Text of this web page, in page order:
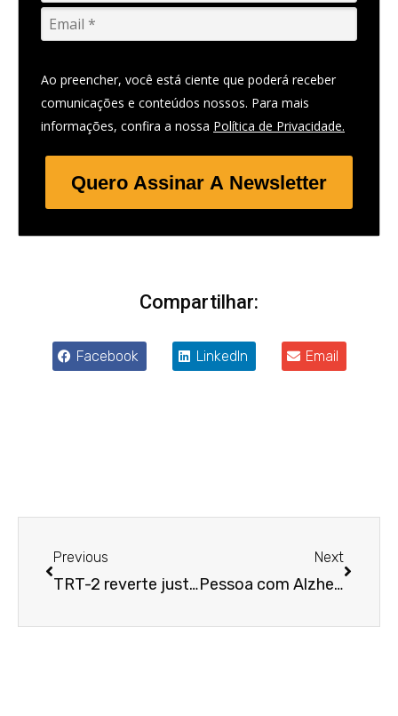
Ao preencher, você está ciente que poderá receber
comunicações e conteúdos nossos. Para mais
informações, confira a nossa Política de Privacidade.
Quero Assinar A Newsletter
Compartilhar:
Facebook LinkedIn Email
Previous
TRT-2 reverte justa causa de mulher que faltou ao trabalho por violência doméstica
Next
Pessoa com Alzheimer tem direito à isenção de IR quando doença causa alienação mental